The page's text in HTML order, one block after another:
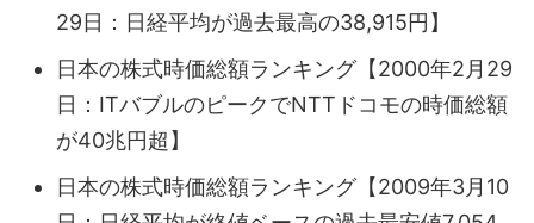
29日：日経平均が過去最高の38,915円】
日本の株式時価総額ランキング【2000年2月29
日：ITバブルのピークでNTTドコモの時価総額
が40兆円超】
日本の株式時価総額ランキング【2009年3月10